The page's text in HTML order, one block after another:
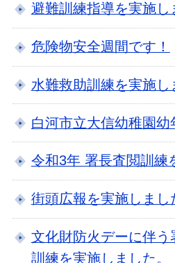
避難訓練指導を実施し
危険物安全週間です！
水難救助訓練を実施し
白河市立大信幼稚園
令和3年 署長査閲訓練
街頭広報を実施しまし
文化財防火デーに伴う
訓練を実施しました。